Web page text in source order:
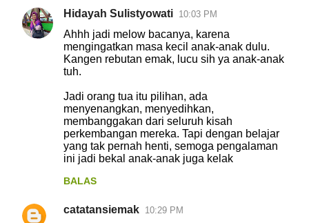
Hidayah Sulistyowati 10:03 PM
Ahhh jadi melow bacanya, karena
mengingatkan masa kecil anak-anak dulu.
Kangen rebutan emak, lucu sih ya anak-anak
tuh.
Jadi orang tua itu pilihan, ada
menyenangkan, menyedihkan,
membanggakan dari seluruh kisah
perkembangan mereka. Tapi dengan belajar
yang tak pernah henti, semoga pengalaman
ini jadi bekal anak-anak juga kelak
BALAS
catatansiemak 10:29 PM